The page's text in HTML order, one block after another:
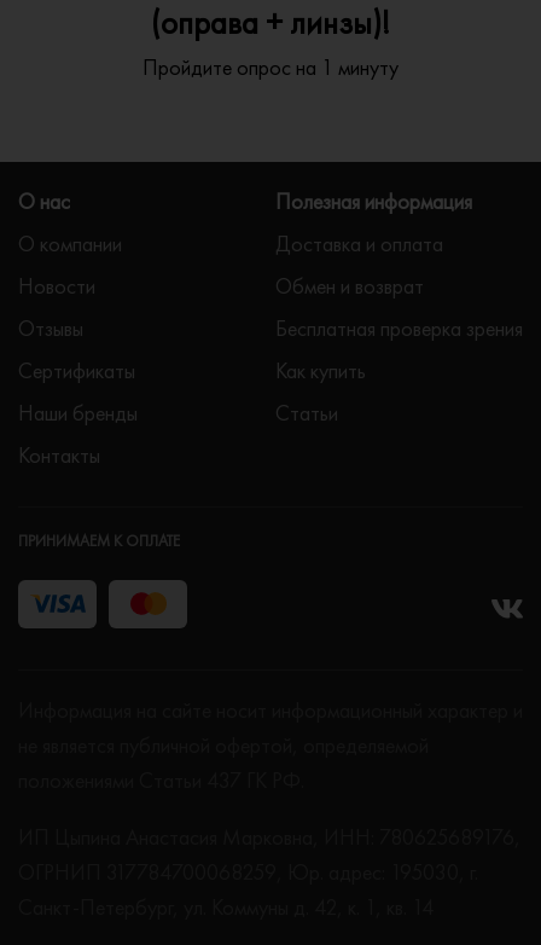
(оправа + линзы)!
Пройдите опрос на 1 минуту
О нас
О компании
Новости
Отзывы
Сертификаты
Наши бренды
Контакты
Полезная информация
Доставка и оплата
Обмен и возврат
Бесплатная проверка зрения
Как купить
Статьи
ПРИНИМАЕМ К ОПЛАТЕ